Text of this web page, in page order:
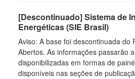
[Descontinuado] Sistema de
Energéticas (SIE Brasil)
Aviso: A base foi descontinuada do
Abertos. As informações passarão
disponibilizadas em formas de
disponíveis nas seções de